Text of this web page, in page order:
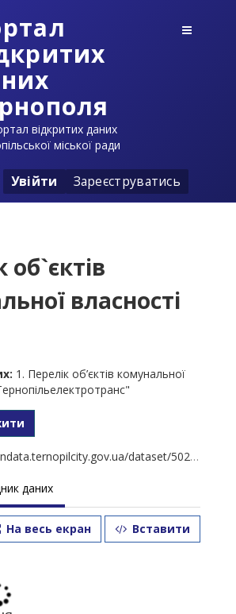
відкритих даних
міської ради
Увійти Зареєструватись
об`єктів
власності
1. Перелік об’єктів комунальної
5027039b-a290-4507-a81f-27ed64a09368/resource/afb0c91a-94f9-4a30-8310-a9ab5ec9244f/download/-1.2024-.xls
даних
На весь екран Вставити